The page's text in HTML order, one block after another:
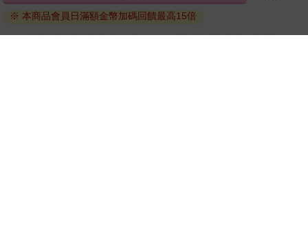
因版權保護，您在金石堂所購買的電子書僅能以金石堂專屬
的閱讀軟體開啟閱讀，無法以其他閱讀器或直接下載檔案。
※ 本商品會員日滿額金幣加碼回饋最高15倍